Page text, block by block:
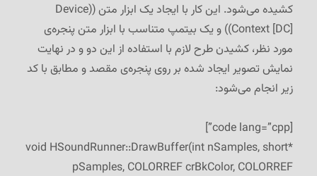
کشیده می‌شود. این کار با ایجاد یک ابزار متن ((Device
Context [DC])) و یک بیتمپ متناسب با ابزار متن پنجره‌ی
مورد نظر، کشیدن طرح لازم با استفاده از این دو و در نهایت
نمایش تصویر ایجاد شده بر روی پنجره‌ی مقصد و مطابق با کد
زیر انجام می‌شود:
[code lang=”cpp”]
void HSoundRunner::DrawBuffer(int nSamples, short*
pSamples, COLORREF crBkColor, COLORREF